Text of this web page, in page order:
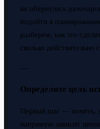
не обернулась
подойти к
разберём, как это
сколько
---
Определите цель
Первый шаг — понять,
напрямую зависит